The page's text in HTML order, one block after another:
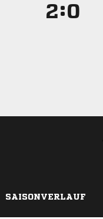
:
SAISONVERLAUF